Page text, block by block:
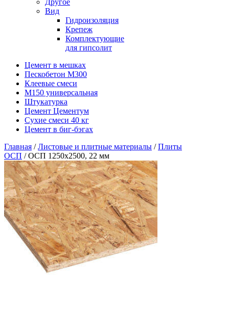
Другое
Вид
Гидроизоляция
Крепеж
Комплектующие
для гипсолит
Цемент в мешках
Пескобетон М300
Клеевые смеси
М150 универсальная
Штукатурка
Цемент Цементум
Сухие смеси 40 кг
Цемент в биг-бэгах
Главная /Листовые и плитные материалы /Плиты
ОСП / ОСП 1250х2500, 22 мм